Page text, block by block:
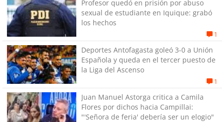
Profesor quedó en prisión por abuso
sexual de estudiante en Iquique: grabó
los hechos
1
Deportes Antofagasta goleó 3-0 a Unión
Española y queda en el tercer puesto de
la Liga del Ascenso
1
Juan Manuel Astorga critica a Camila
Flores por dichos hacia Campillai:
"'Señora de feria' debería ser un elogio"